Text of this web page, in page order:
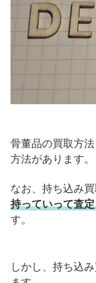
骨董品の買取方
方法があります。
なお、持ち込み
持っていって査
す。
しかし、持ち込